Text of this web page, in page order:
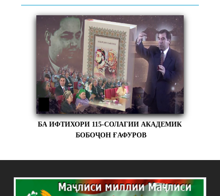
БА ИФТИХОРИ 115-СОЛАГИИ АКАДЕМИК
БОБОҶОН ҒАФУРОВ